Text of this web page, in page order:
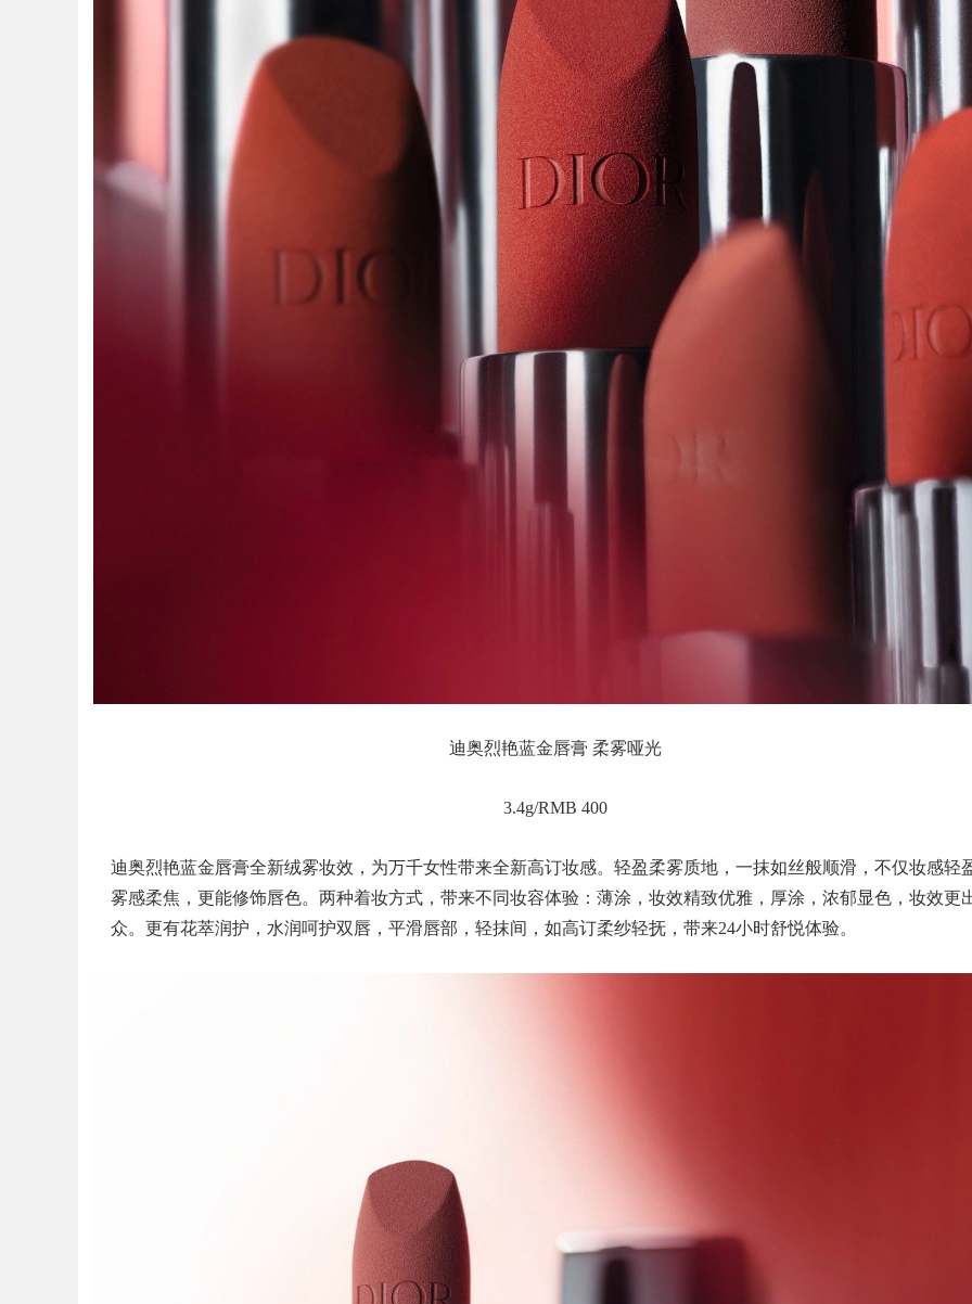
迪奥烈艳蓝金唇膏 柔雾哑光
3.4g/RMB 400
迪奥烈艳蓝金唇膏全新绒雾妆效，为万千女性带来全新高订妆感。轻盈柔雾质地，一抹如丝般顺滑，不仅妆感轻
雾感柔焦，更能修饰唇色。两种着妆方式，带来不同妆容体验：薄涂，妆效精致优雅，厚涂，浓郁显色，妆效更
众。更有花萃润护，水润呵护双唇，平滑唇部，轻抹间，如高订柔纱轻抚，带来24小时舒悦体验。